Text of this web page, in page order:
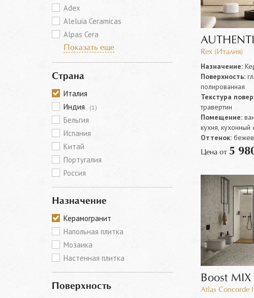
Adex
Aleluia Ceramicas
Alpas Cera
Показать еще
Страна
Италия
Индия
(1)
Бельгия
Испания
Китай
Португалия
Россия
Назначение
Керамогранит
Напольная плитка
Мозаика
Настенная плитка
Поверхность
Rex (Италия)
Назначение:
Поверхность:
полированная
Текстура
травертин
Помещение:
кухня, кухонный
Оттенок:
Цена от 5
Boost MIX
Atlas Concorde